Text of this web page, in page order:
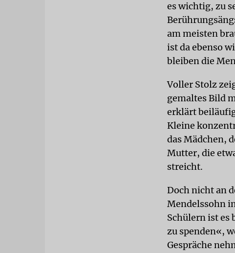
es wichtig, zu
am meisten
ist da ebenso
bleiben die
Voller Stolz
gemaltes Bild
erklärt
Kleine
das Mädchen,
Mutter, die
streicht.
Doch nicht an
Mendelssohn
Schülern ist es
zu spenden«,
Gespräche